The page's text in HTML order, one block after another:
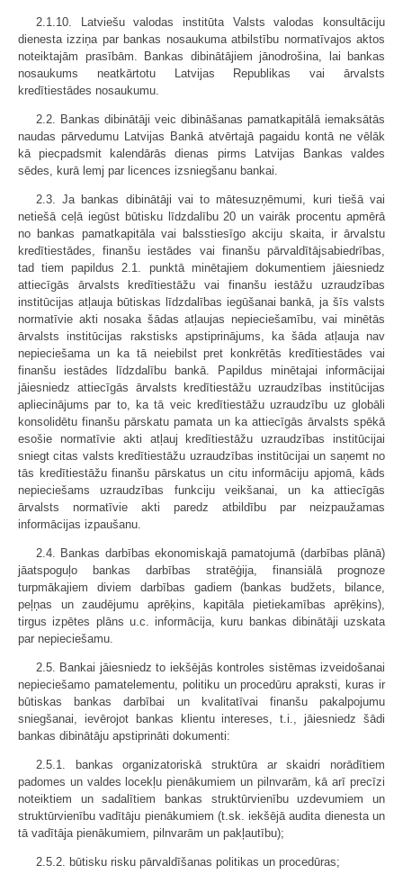
2.1.10. Latviešu valodas institūta Valsts valodas konsultāciju
dienesta izziņa par bankas nosaukuma atbilstību normatīvajos aktos
noteiktajām prasībām. Bankas dibinātājiem jānodrošina, lai bankas
nosaukums neatkārtotu Latvijas Republikas vai ārvalsts
kredītiestādes nosaukumu.
2.2. Bankas dibinātāji veic dibināšanas pamatkapitālā iemaksātās
naudas pārvedumu Latvijas Bankā atvērtajā pagaidu kontā ne vēlāk
kā piecpadsmit kalendārās dienas pirms Latvijas Bankas valdes
sēdes, kurā lemj par licences izsniegšanu bankai.
2.3. Ja bankas dibinātāji vai to mātesuzņēmumi, kuri tiešā vai
netiešā ceļā iegūst būtisku līdzdalību 20 un vairāk procentu apmērā
no bankas pamatkapitāla vai balsstiesīgo akciju skaita, ir ārvalstu
kredītiestādes, finanšu iestādes vai finanšu pārvaldītājsabiedrības,
tad tiem papildus 2.1. punktā minētajiem dokumentiem jāiesniedz
attiecīgās ārvalsts kredītiestāžu vai finanšu iestāžu uzraudzības
institūcijas atļauja būtiskas līdzdalības iegūšanai bankā, ja šīs valsts
normatīvie akti nosaka šādas atļaujas nepieciešamību, vai minētās
ārvalsts institūcijas rakstisks apstiprinājums, ka šāda atļauja nav
nepieciešama un ka tā neiebilst pret konkrētās kredītiestādes vai
finanšu iestādes līdzdalību bankā. Papildus minētajai informācijai
jāiesniedz attiecīgās ārvalsts kredītiestāžu uzraudzības institūcijas
apliecinājums par to, ka tā veic kredītiestāžu uzraudzību uz globāli
konsolidētu finanšu pārskatu pamata un ka attiecīgās ārvalsts spēkā
esošie normatīvie akti atļauj kredītiestāžu uzraudzības institūcijai
sniegt citas valsts kredītiestāžu uzraudzības institūcijai un saņemt no
tās kredītiestāžu finanšu pārskatus un citu informāciju apjomā, kāds
nepieciešams uzraudzības funkciju veikšanai, un ka attiecīgās
ārvalsts normatīvie akti paredz atbildību par neizpaužamas
informācijas izpaušanu.
2.4. Bankas darbības ekonomiskajā pamatojumā (darbības plānā)
jāatspoguļo bankas darbības stratēģija, finansiālā prognoze
turpmākajiem diviem darbības gadiem (bankas budžets, bilance,
peļņas un zaudējumu aprēķins, kapitāla pietiekamības aprēķins),
tirgus izpētes plāns u.c. informācija, kuru bankas dibinātāji uzskata
par nepieciešamu.
2.5. Bankai jāiesniedz to iekšējās kontroles sistēmas izveidošanai
nepieciešamo pamatelementu, politiku un procedūru apraksti, kuras ir
būtiskas bankas darbībai un kvalitatīvai finanšu pakalpojumu
sniegšanai, ievērojot bankas klientu intereses, t.i., jāiesniedz šādi
bankas dibinātāju apstiprināti dokumenti:
2.5.1. bankas organizatoriskā struktūra ar skaidri norādītiem
padomes un valdes locekļu pienākumiem un pilnvarām, kā arī precīzi
noteiktiem un sadalītiem bankas struktūrvienību uzdevumiem un
struktūrvienību vadītāju pienākumiem (t.sk. iekšējā audita dienesta un
tā vadītāja pienākumiem, pilnvarām un pakļautību);
2.5.2. būtisku risku pārvaldīšanas politikas un procedūras;